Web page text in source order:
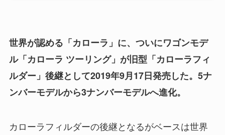
世界が認める「カローラ」に、ついにワゴンモデ
ル「カローラ ツーリング」が旧型「カローラフィ
ルダー」後継として2019年9月17日発売した。5ナ
ンバーモデルから3ナンバーモデルへ進化。
カローラフィルダーの後継となるがベースは世界